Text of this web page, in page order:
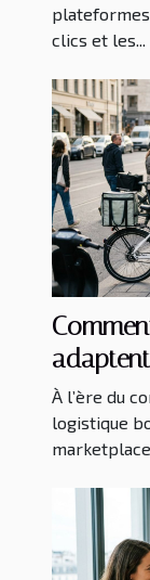
plateformes
clics et les...
micro-
À l’ère du
logistique